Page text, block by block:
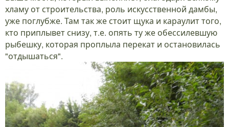
хламу от строительства, роль искусственной дамбы,
уже поглубже. Там так же стоит щука и караулит того,
кто приплывет снизу, т.е. опять ту же обессилевшую
рыбешку, которая проплыла перекат и остановилась
"отдышаться".